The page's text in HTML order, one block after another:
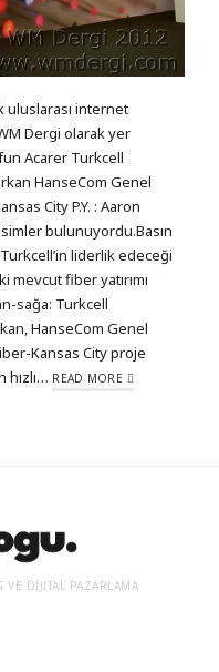
uluslarası internet
Dergi olarak yer
Acarer Turkcell
HanseCom Genel
City P.Y. : Aaron
bulunuyordu.Basın
liderlik edeceği
fiber yatırımı
sağa: Turkcell
HanseCom Genel
Kansas City proje
hızlı… READ MORE
VE DIJITAL PAZARLAMA